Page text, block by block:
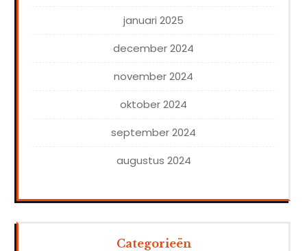
januari 2025
december 2024
november 2024
oktober 2024
september 2024
augustus 2024
Categorieën